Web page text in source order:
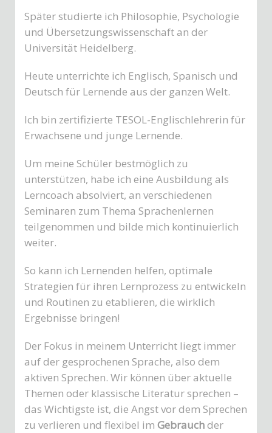
Später studierte ich Philosophie, Psychologie
und Übersetzungswissenschaft an der
Universität Heidelberg.
Heute unterrichte ich Englisch, Spanisch und
Deutsch für Lernende aus der ganzen Welt.
Ich bin zertifizierte TESOL-Englischlehrerin für
Erwachsene und junge Lernende.
Um meine Schüler bestmöglich zu
unterstützen, habe ich eine Ausbildung als
Lerncoach absolviert, an verschiedenen
Seminaren zum Thema Sprachenlernen
teilgenommen und bilde mich kontinuierlich
weiter.
So kann ich Lernenden helfen, optimale
Strategien für ihren Lernprozess zu entwickeln
und Routinen zu etablieren, die wirklich
Ergebnisse bringen!
Der Fokus in meinem Unterricht liegt immer
auf der gesprochenen Sprache, also dem
aktiven Sprechen. Wir können über aktuelle
Themen oder klassische Literatur sprechen –
das Wichtigste ist, die Angst vor dem Sprechen
zu verlieren und flexibel im Gebrauchder